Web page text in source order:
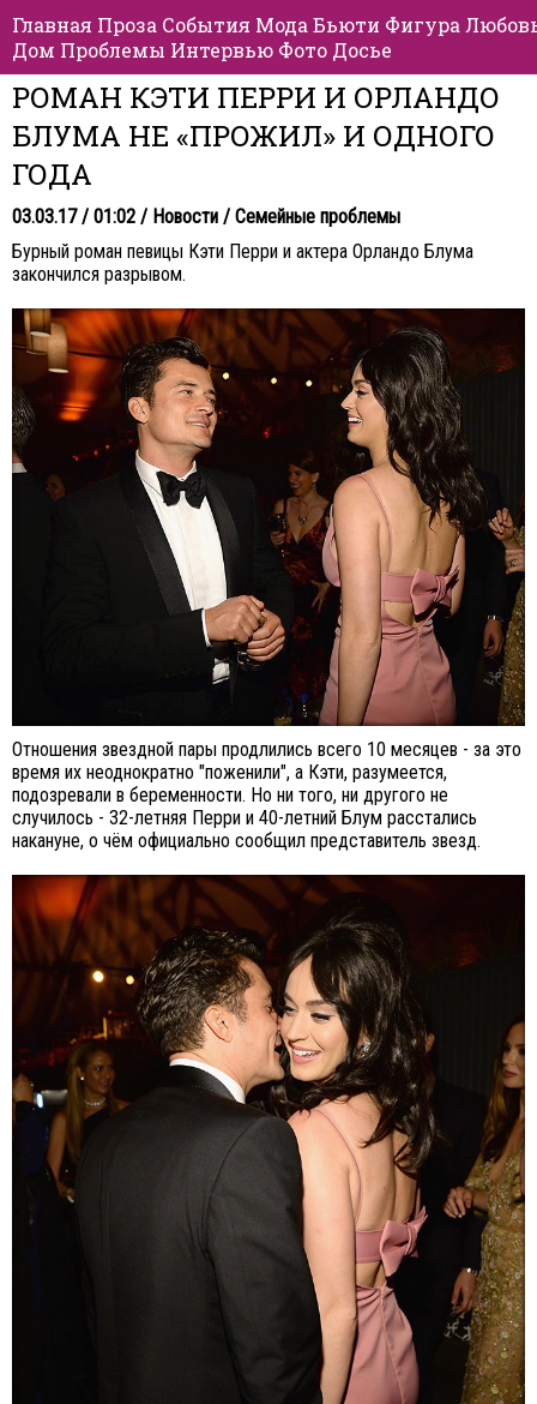
Главная Проза События Мода Бьюти Фигура
Дом Проблемы Интервью Фото Досье
РОМАН КЭТИ ПЕРРИ И ОРЛАНДО
БЛУМА НЕ «ПРОЖИЛ» И ОДНОГО
ГОДА
03.03.17 / 01:02 / Новости / Семейные проблемы
Бурный роман певицы Кэти Перри и актера Орландо Блума
закончился разрывом.
Отношения звездной пары продлились всего 10 месяцев - за это
время их неоднократно "поженили", а Кэти, разумеется,
подозревали в беременности. Но ни того, ни другого не
случилось - 32-летняя Перри и 40-летний Блум расстались
накануне, о чём официально сообщил представитель звезд.